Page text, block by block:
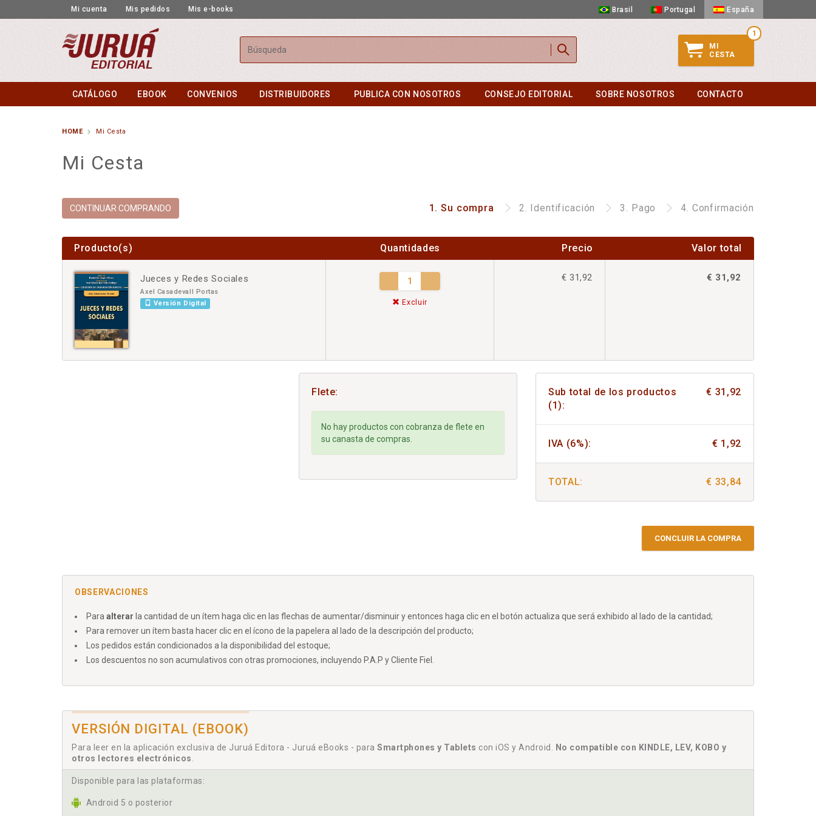
Mi cuenta Mis pedidos Mis e-books Brasil Portugal España
Buscar
1
MI
CESTA
CATÁLOGO EBOOK CONVENIOS DISTRIBUIDORES PUBLICA CON NOSOTROS CONSEJO EDITORIAL SOBRE NOSOTROS CONTACTO
HOME Mi Cesta
Mi Cesta
CONTINUAR COMPRANDO 1.Su compra 2. Identificación 3. Pago 4. Confirmación
Producto(s) Quantidades Precio Valor total
Jueces y Redes Sociales
Axel Casadevall Portas
Versión Digital
-
Excluir
€ 31,92 € 31,92
Flete:
No hay productos con cobranza de flete en
su canasta de compras.
Sub total de los productos
(1):
€ 31,92
IVA (6%): € 1,92
TOTAL: € 33,84
CONCLUIR LA COMPRA
OBSERVACIONES
Para alterar la cantidad de un ítem haga clic en las flechas de aumentar/disminuir y entonces haga clic en el botón actualiza que será exhibido al lado de la cantidad;
Para remover un ítem basta hacer clic en el ícono de la papelera al lado de la descripción del producto;
Los pedidos están condicionados a la disponibilidad del estoque;
Los descuentos no son acumulativos con otras promociones, incluyendo P.A.P y Cliente Fiel.
VERSIÓN DIGITAL (EBOOK)
Para leer en la aplicación exclusiva de Juruá Editora - Juruá eBooks - para Smartphones y Tablets con iOS y Android.
No compatible con KINDLE, LEV, KOBO y
otros lectores electrónicos
Disponible para las plataformas:
Android 5 o posterior